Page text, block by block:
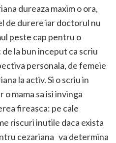
dureaza maxim o ora,
de durere iar doctorul nu
peste cap pentru o
la bun inceput ca scriu
personala, de femeie
la activ. Si o scriu in
o mama sa isi invinga
fireasca: pe cale
riscuri inutile daca exista
cezariana va determina